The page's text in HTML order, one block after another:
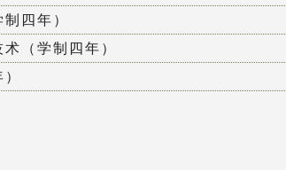
四年）
（学制四年）